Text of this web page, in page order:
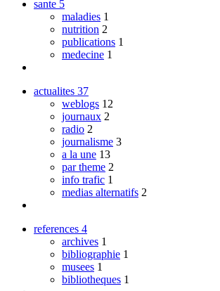
sante 5
maladies 1
nutrition 2
publications 1
medecine 1
actualites 37
weblogs 12
journaux 2
radio 2
journalisme 3
a la une 13
par theme 2
info trafic 1
medias alternatifs 2
references 4
archives 1
bibliographie 1
musees 1
bibliotheques 1